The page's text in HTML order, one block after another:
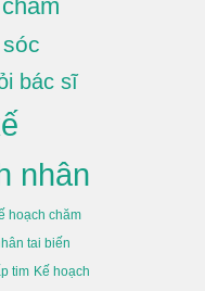
chăm
bác sĩ
nhân
hoạch chăm
tai biến
tim Kế hoạch